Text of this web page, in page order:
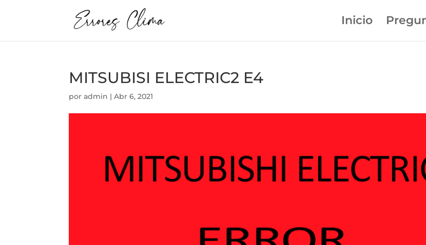
Inicio
MITSUBISI ELECTRIC2 E4
poradmin |Abr 6, 2021